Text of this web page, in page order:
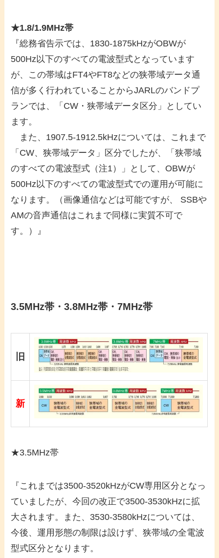
★1.8/1.9MHz帯
『総務省告示では、1830-1875kHzがOBWが
500Hz以下のすべての電波型式となっています
が、この帯域はFT4やFT8などの狭帯域データ通
信が多く行われていることからJARLのバンドプ
ランでは、「CW・狭帯域データ区分」としてい
ます。
また、1907.5-1912.5kHzについては、これまで
「CW、狭帯域データ」区分でしたが、「狭帯域
のすべての電波型式（注1）」として、OBWが
500Hz以下のすべての電波型式での運用が可能に
なります。（画像通信などは可能ですが、 SSBや
AMの音声通信はこれまで同様に実質不可で
す。）』
3.5MHz帯・3.8MHz帯・7MHz帯
旧
新
★3.5MHz帯
『これまでは3500-3520kHzがCW専用区分となっ
ていましたが、今回の改正で3500-3530kHzに拡
大されます。また、3530-3580kHzについては、
今後、運用形態の制限は設けず、狭帯域の全電波
型式区分となります。